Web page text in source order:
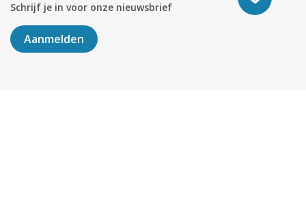
Schrijf je in voor onze nieuwsbrief
Aanmelden